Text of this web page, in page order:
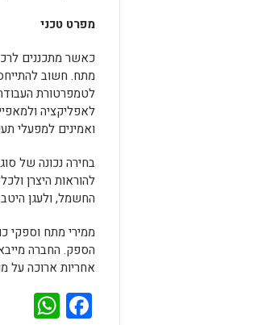
מפרט טכני
כאשר מתכננים
מתח. חשוב
לטמפרטורת
לאפליקציה
ואמינים למפעלי
בחירה נכונה של
להוראות היצרן
החשמל, ולעגן
הספק. החברה
אחריות ארוכה על